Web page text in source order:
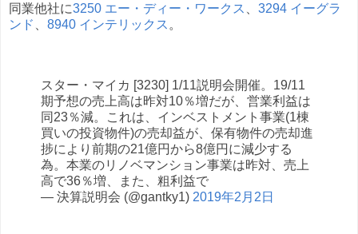
同業他社に3250 エー・ディー・ワークス
3294 イーグラ
ンド
8940 インテリックス 。
スター・マイカ [3230] 1/11説明会開催。19/11
期予想の売上高は昨対10％増だが、営業利益は
同23％減。これは、インベストメント事業(1棟
買いの投資物件)の売却益が、保有物件の売却進
捗により前期の21億円から8億円に減少する
為。本業のリノベマンション事業は昨対、売上
高で36％増、また、粗利益で
— 決算説明会 (@gantky1) 2019年2月2日